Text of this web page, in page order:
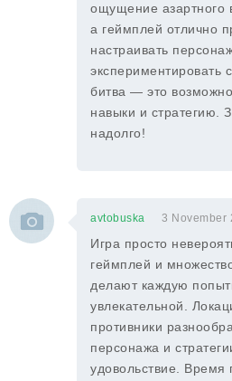
ощущение азартного
а геймплей отлично
настраивать
экспериментировать
битва — это
навыки и стратегию.
надолго!
avtobuska 3 November
Игра просто
геймплей и
делают каждую
увлекательной.
противники
персонажа и
удовольствие. Время